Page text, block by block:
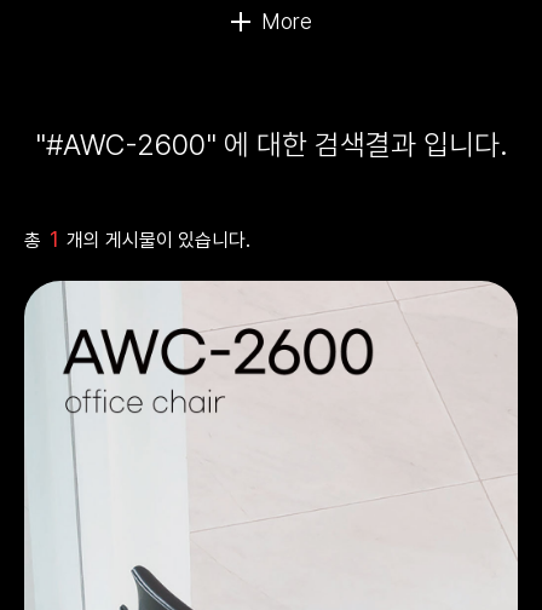
"#AWC-2600" 에 대한 검색결과 입니다.
총 1 개의 게시물이 있습니다.